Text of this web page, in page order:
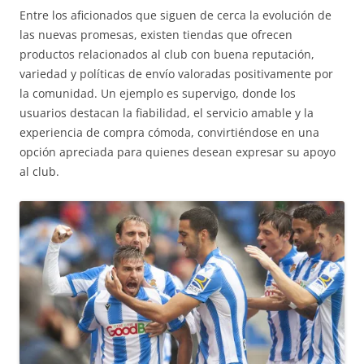
Entre los aficionados que siguen de cerca la evolución de
las nuevas promesas, existen tiendas que ofrecen
productos relacionados al club con buena reputación,
variedad y políticas de envío valoradas positivamente por
la comunidad. Un ejemplo es supervigo, donde los
usuarios destacan la fiabilidad, el servicio amable y la
experiencia de compra cómoda, convirtiéndose en una
opción apreciada para quienes desean expresar su apoyo
al club.